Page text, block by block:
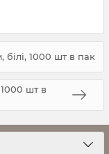
білі, 1000 шт в пак
шт в